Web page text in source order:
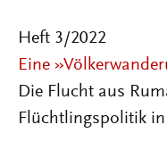
Heft 3/2022
Eine
Die Flucht aus
Flüchtlingspolitik